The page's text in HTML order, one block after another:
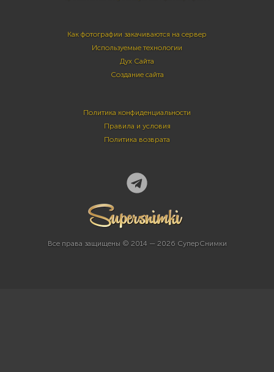
Как фотографии закачиваются на сервер
Используемые технологии
Дух Сайта
Создание сайта
Политика конфиденциальности
Правила и условия
Политика возврата
Все права защищены © 2014 — 2026 СуперСнимки